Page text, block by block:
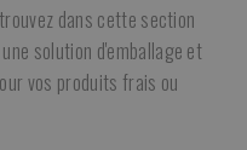
dans cette section
solution d'emballage et
vos produits frais ou